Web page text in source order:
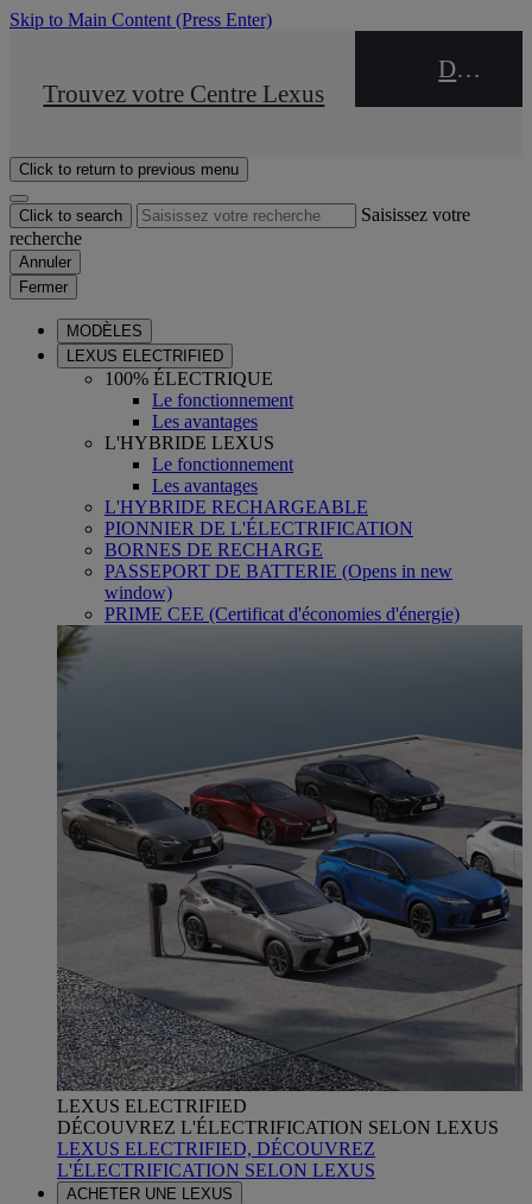
Skip to Main Content (Press Enter)
STOP DRIVE Takata
Trouvez votre Centre Lexus
DEALER NAME
Click to return to previous menu
Click to search
Saisissez votre
recherche
Annuler
Fermer
MODÈLES
LEXUS ELECTRIFIED
100% ÉLECTRIQUE
Le fonctionnement
Les avantages
L'HYBRIDE LEXUS
Le fonctionnement
Les avantages
L'HYBRIDE RECHARGEABLE
PIONNIER DE L'ÉLECTRIFICATION
BORNES DE RECHARGE
PASSEPORT DE BATTERIE (Opens in new
window)
PRIME CEE (Certificat d'économies d'énergie)
LEXUS ELECTRIFIED
DÉCOUVREZ L'ÉLECTRIFICATION SELON LEXUS
LEXUS ELECTRIFIED, DÉCOUVREZ
L'ÉLECTRIFICATION SELON LEXUS
ACHETER UNE LEXUS